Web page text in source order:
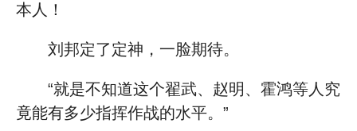
本人！
刘邦定了定神，一脸期待。
“就是不知道这个翟武、赵明、霍鸿等人究
竟能有多少指挥作战的水平。”